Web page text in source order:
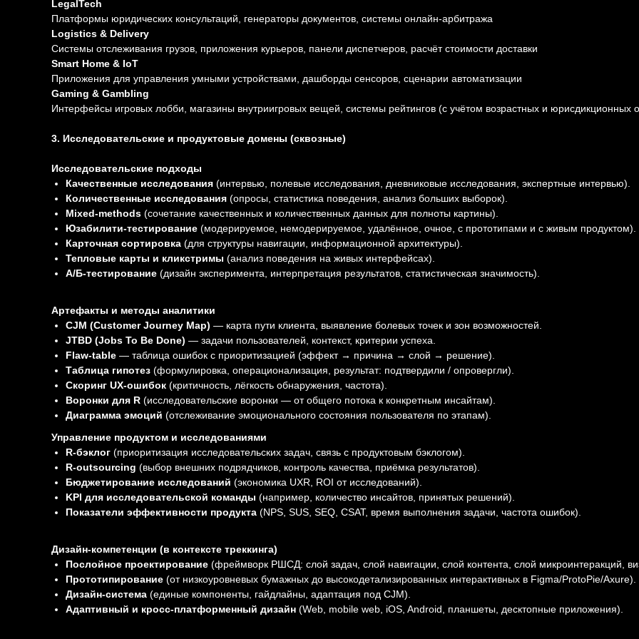
LegalTech
Платформы юридических консультаций, генераторы документов, системы онлайн-арбитража
Logistics & Delivery
Системы отслеживания грузов, приложения курьеров, панели диспетчеров, расчёт стоимости доставки
Smart Home & IoT
Приложения для управления умными устройствами, дашборды сенсоров, сценарии автоматизации
Gaming & Gambling
Интерфейсы игровых лобби, магазины внутриигровых вещей, системы рейтингов (с учётом возрастных и юрисдикционных
3. Исследовательские и продуктовые домены (сквозные)
Исследовательские подходы
Качественные исследования (интервью, полевые исследования, дневниковые исследования, экспертные интервью).
Количественные исследования (опросы, статистика поведения, анализ больших выборок).
Mixed-methods (сочетание качественных и количественных данных для полноты картины).
Юзабилити-тестирование (модерируемое, немодерируемое, удалённое, очное, с прототипами и с живым продуктом).
Карточная сортировка (для структуры навигации, информационной архитектуры).
Тепловые карты и кликстримы (анализ поведения на живых интерфейсах).
А/Б-тестирование (дизайн эксперимента, интерпретация результатов, статистическая значимость).
Артефакты и методы аналитики
CJM (Customer Journey Map) — карта пути клиента, выявление болевых точек и зон возможностей.
JTBD (Jobs To Be Done) — задачи пользователей, контекст, критерии успеха.
Flaw-table — таблица ошибок с приоритизацией (эффект → причина → слой → решение).
Таблица гипотез (формулировка, операционализация, результат: подтвердили / опровергли).
Скоринг UX-ошибок (критичность, лёгкость обнаружения, частота).
Воронки для R (исследовательские воронки — от общего потока к конкретным инсайтам).
Диаграмма эмоций (отслеживание эмоционального состояния пользователя по этапам).
Управление продуктом и исследованиями
R-бэклог (приоритизация исследовательских задач, связь с продуктовым бэклогом).
R-outsourcing (выбор внешних подрядчиков, контроль качества, приёмка результатов).
Бюджетирование исследований (экономика UXR, ROI от исследований).
KPI для исследовательской команды (например, количество инсайтов, принятых решений).
Показатели эффективности продукта (NPS, SUS, SEQ, CSAT, время выполнения задачи, частота ошибок).
Дизайн-компетенции (в контексте треккинга)
Послойное проектирование (фреймворк РШСД: слой задач, слой навигации, слой контента, слой микроинтеракций,
Прототипирование (от низкоуровневых бумажных до высокодетализированных интерактивных в Figma/ProtoPie/Axure).
Дизайн-система (единые компоненты, гайдлайны, адаптация под CJM).
Адаптивный и кросс-платформенный дизайн (Web, mobile web, iOS, Android, планшеты, десктопные приложения).